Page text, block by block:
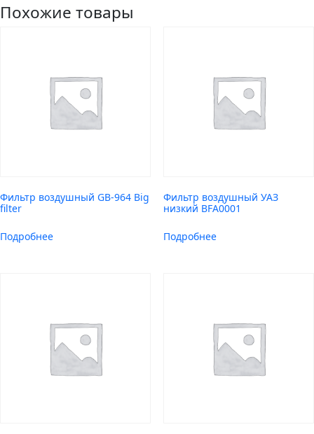
Похожие товары
Фильтр воздушный GB-964 Big
filter
Подробнее
Фильтр воздушный УАЗ
низкий BFA0001
Подробнее